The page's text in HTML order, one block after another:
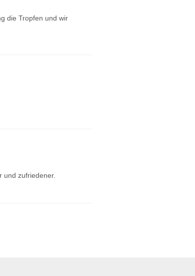
die Tropfen und wir
und zufriedener.